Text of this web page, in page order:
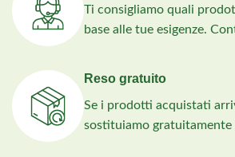
Ti consigliamo quali
base alle tue esigenze.
Reso gratuito
Se i prodotti acquistati
sostituiamo gratuitamente